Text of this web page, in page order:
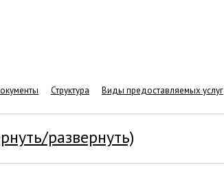
Структура Виды предоставляемых услуг
развернуть)